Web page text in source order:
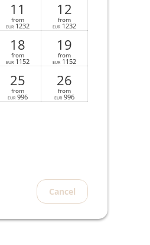
11
from
EUR 1232
12
from
EUR 1232
18
from
EUR 1152
19
from
EUR 1152
25
from
EUR 996
26
from
EUR 996
Cancel